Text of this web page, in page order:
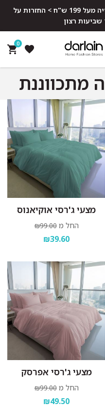
משלוח מהיר חינם לכל הארץ בקנייה מעל 199 ש"ח > החזרות על
0
מתכווננת
מצעי ג'רסי אוקיאנוס
החל מ ₪99.00
₪39.60
מצעי ג'רסי אפרסק
החל מ ₪99.00
₪49.50